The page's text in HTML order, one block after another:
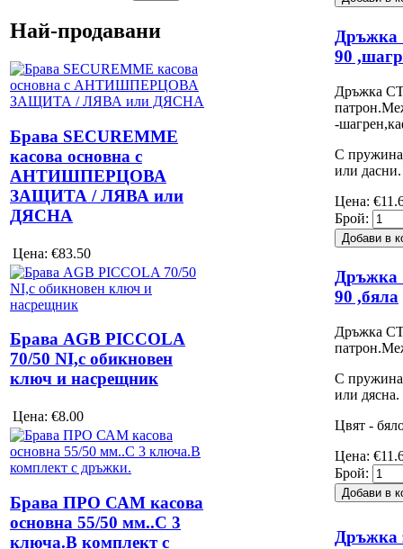
Най-продавани
Брава SECUREMME
касова основна с
АНТИШПЕРЦОВА
ЗАЩИТА / ЛЯВА или
ДЯСНА
Цена: €83.50
Брава AGB PICCOLA
70/50 NI,с обикновен
ключ и насрещник
Цена: €8.00
Брава ПРО САМ касова
основна 55/50 мм..С 3
ключа.В комплект с
Дръжка
90
Дръжка
-
С
или дасни.
Цена:
Брой:
Дръжка
90 ,бяла
Дръжка
С
или дясна.
Цвят -
Цена:
Брой:
Дръжка